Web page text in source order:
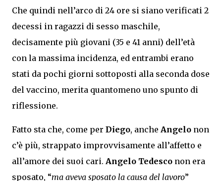
Che quindi nell’arco di 24 ore si siano verificati 2
decessi in ragazzi di sesso maschile,
decisamente più giovani (35 e 41 anni) dell’età
con la massima incidenza, ed entrambi erano
stati da pochi giorni sottoposti alla seconda dose
del vaccino, merita quantomeno uno spunto di
riflessione.
Fatto sta che, come per Diego, anche Angelo non
c’è più, strappato improvvisamente all’affetto e
all’amore dei suoi cari. Angelo Tedesco non era
sposato, “ma aveva sposato la causa del lavoro”